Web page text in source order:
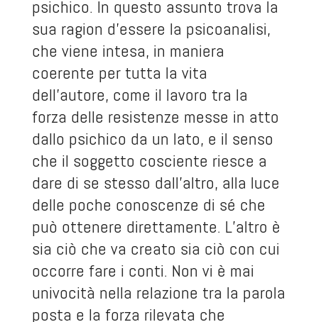
psichico. In questo assunto trova la
sua ragion d’essere la psicoanalisi,
che viene intesa, in maniera
coerente per tutta la vita
dell’autore, come il lavoro tra la
forza delle resistenze messe in atto
dallo psichico da un lato, e il senso
che il soggetto cosciente riesce a
dare di se stesso dall’altro, alla luce
delle poche conoscenze di sé che
può ottenere direttamente. L’altro è
sia ciò che va creato sia ciò con cui
occorre fare i conti. Non vi è mai
univocità nella relazione tra la parola
posta e la forza rilevata che